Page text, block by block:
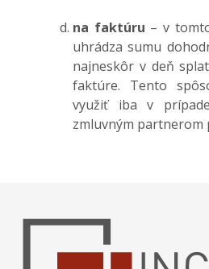
na faktúru – v
uhrádza sumu
najneskôr v deň
faktúre. Tento
využiť iba v
zmluvným partnerom